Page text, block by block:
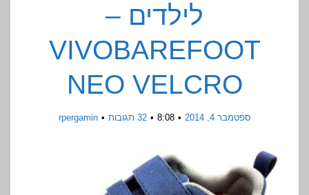
לילדים –
VIVOBAREFOOT
NEO VELCRO
ספטמבר 4, 2014 8:08 32 תגובות rpergamin